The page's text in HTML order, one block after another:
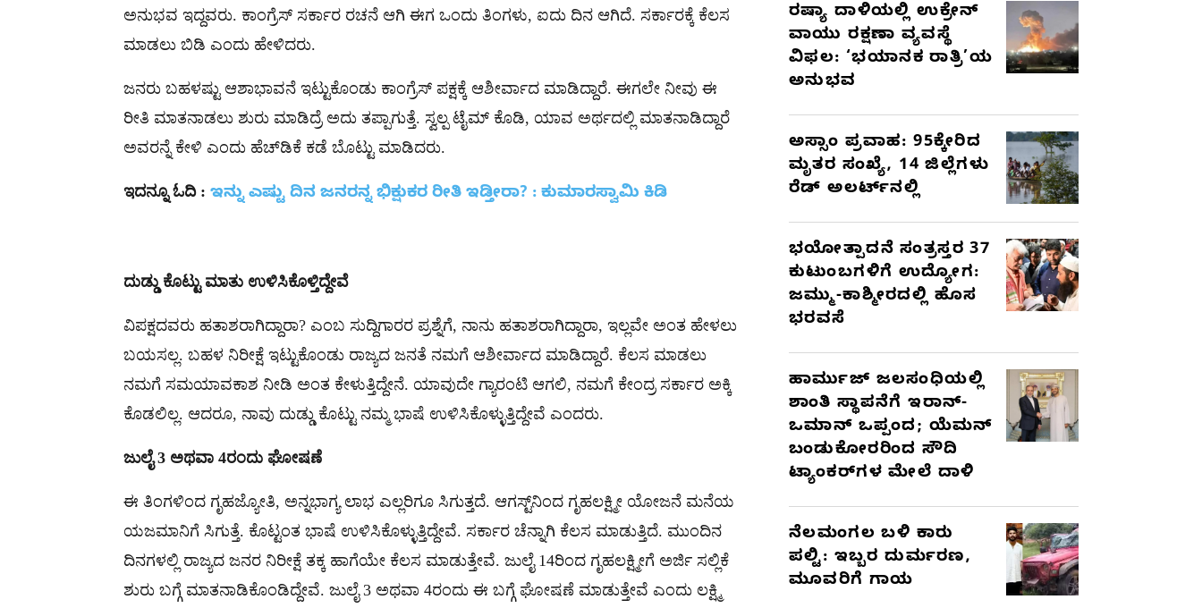
ಅನುಭವ ಇದ್ದವರು. ಕಾಂಗ್ರೆಸ್ ಸರ್ಕಾರ ರಚನೆ ಆಗಿ ಈಗ ಒಂದು ತಿಂಗಳು, ಐದು ದಿನ ಆಗಿದೆ. ಸರ್ಕಾರಕ್ಕೆ ಕೆಲಸ
ಮಾಡಲು ಬಿಡಿ ಎಂದು ಹೇಳಿದರು.
ಜನರು ಬಹಳಷ್ಟು ಆಶಾಭಾವನೆ ಇಟ್ಟುಕೊಂಡು ಕಾಂಗ್ರೆಸ್ ಪಕ್ಷಕ್ಕೆ ಆಶೀರ್ವಾದ ಮಾಡಿದ್ದಾರೆ. ಈಗಲೇ ನೀವು ಈ
ರೀತಿ ಮಾತನಾಡಲು ಶುರು ಮಾಡಿದ್ರೆ ಅದು ತಪ್ಪಾಗುತ್ತೆ. ಸ್ವಲ್ಪ ಟೈಮ್ ಕೊಡಿ, ಯಾವ ಅರ್ಥದಲ್ಲಿ ಮಾತನಾಡಿದ್ದಾರೆ
ಅವರನ್ನೆ ಕೇಳಿ ಎಂದು ಹೆಚ್‌ಡಿಕೆ ಕಡೆ ಬೊಟ್ಟು ಮಾಡಿದರು.
ಇದನ್ನೂ ಓದಿ: ಇನ್ನು ಎಷ್ಟು ದಿನ ಜನರನ್ನ ಭಿಕ್ಷುಕರ ರೀತಿ ಇಡ್ತೀರಾ? : ಕುಮಾರಸ್ವಾಮಿ ಕಿಡಿ
ದುಡ್ಡು ಕೊಟ್ಟು ಮಾತು ಉಳಿಸಿಕೊಳ್ತಿದ್ದೇವೆ
ವಿಪಕ್ಷದವರು ಹತಾಶರಾಗಿದ್ದಾರಾ? ಎಂಬ ಸುದ್ದಿಗಾರರ ಪ್ರಶ್ನೆಗೆ, ನಾನು ಹತಾಶರಾಗಿದ್ದಾರಾ, ಇಲ್ಲವೇ ಅಂತ ಹೇಳಲು
ಬಯಸಲ್ಲ. ಬಹಳ ನಿರೀಕ್ಷೆ ಇಟ್ಟುಕೊಂಡು ರಾಜ್ಯದ ಜನತೆ ನಮಗೆ ಆಶೀರ್ವಾದ ಮಾಡಿದ್ದಾರೆ. ಕೆಲಸ ಮಾಡಲು
ನಮಗೆ ಸಮಯಾವಕಾಶ ನೀಡಿ ಅಂತ ಕೇಳುತ್ತಿದ್ದೇನೆ. ಯಾವುದೇ ಗ್ಯಾರಂಟಿ ಆಗಲಿ, ನಮಗೆ ಕೇಂದ್ರ ಸರ್ಕಾರ ಅಕ್ಕಿ
ಕೊಡಲಿಲ್ಲ. ಆದರೂ, ನಾವು ದುಡ್ಡು ಕೊಟ್ಟು ನಮ್ಮ ಭಾಷೆ ಉಳಿಸಿಕೊಳ್ಳುತ್ತಿದ್ದೇವೆ ಎಂದರು.
ಜುಲೈ3 ಅಥವಾ 4ರಂದು ಘೋಷಣೆ
ಈ ತಿಂಗಳಿಂದ ಗೃಹಜ್ಯೋತಿ, ಅನ್ನಭಾಗ್ಯ ಲಾಭ ಎಲ್ಲರಿಗೂ ಸಿಗುತ್ತದೆ. ಆಗಸ್ಟ್‌ನಿಂದ ಗೃಹಲಕ್ಷ್ಮೀ ಯೋಜನೆ ಮನೆಯ
ಯಜಮಾನಿಗೆ ಸಿಗುತ್ತೆ. ಕೊಟ್ಟಂತ ಭಾಷೆ ಉಳಿಸಿಕೊಳ್ಳುತ್ತಿದ್ದೇವೆ. ಸರ್ಕಾರ ಚೆನ್ನಾಗಿ ಕೆಲಸ ಮಾಡುತ್ತಿದೆ. ಮುಂದಿನ
ದಿನಗಳಲ್ಲಿ ರಾಜ್ಯದ ಜನರ ನಿರೀಕ್ಷೆ ತಕ್ಕ ಹಾಗೆಯೇ ಕೆಲಸ ಮಾಡುತ್ತೇವೆ. ಜುಲೈ 14ರಿಂದ ಗೃಹಲಕ್ಷ್ಮೀಗೆ ಅರ್ಜಿ ಸಲ್ಲಿಕೆ
ಶುರು ಬಗ್ಗೆ ಮಾತನಾಡಿಕೊಂಡಿದ್ದೇವೆ. ಜುಲೈ 3 ಅಥವಾ 4ರಂದು ಈ ಬಗ್ಗೆ ಘೋಷಣೆ ಮಾಡುತ್ತೇವೆ ಎಂದು ಲಕ್ಷ್ಮಿ
ರಷ್ಯಾ ದಾಳಿಯಲ್ಲಿ ಉಕ್ರೇನ್
ವಾಯು ರಕ್ಷಣಾ ವ್ಯವಸ್ಥೆ
ವಿಫಲ: ‘ಭಯಾನಕ ರಾತ್ರಿ’ಯ
ಅನುಭವ
ಅಸ್ಸಾಂ ಪ್ರವಾಹ: 95ಕ್ಕೇರಿದ
ಮೃತರ ಸಂಖ್ಯೆ, 14 ಜಿಲ್ಲೆಗಳು
ರೆಡ್ ಅಲರ್ಟ್‌ನಲ್ಲಿ
ಭಯೋತ್ಪಾದನೆ ಸಂತ್ರಸ್ತರ 37
ಕುಟುಂಬಗಳಿಗೆ ಉದ್ಯೋಗ:
ಜಮ್ಮು-ಕಾಶ್ಮೀರದಲ್ಲಿ ಹೊಸ
ಭರವಸೆ
ಹಾರ್ಮುಜ್ ಜಲಸಂಧಿಯಲ್ಲಿ
ಶಾಂತಿ ಸ್ಥಾಪನೆಗೆ ಇರಾನ್-
ಒಮಾನ್ ಒಪ್ಪಂದ; ಯೆಮನ್
ಬಂಡುಕೋರರಿಂದ ಸೌದಿ
ಟ್ಯಾಂಕರ್‌ಗಳ ಮೇಲೆ ದಾಳಿ
ನೆಲಮಂಗಲ ಬಳಿ ಕಾರು
ಪಲ್ಟಿ: ಇಬ್ಬರ ದುರ್ಮರಣ,
ಮೂವರಿಗೆ ಗಾಯ